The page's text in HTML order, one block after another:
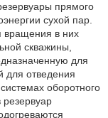
прямого
сухой пар.
вращения в них
скважины,
для
для отведения
оборотного